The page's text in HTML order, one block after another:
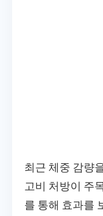
최근 체중 감량
고비 처방이 주
를 통해 효과를